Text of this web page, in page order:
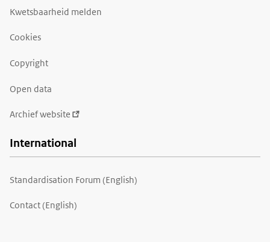
Kwetsbaarheid melden
Cookies
Copyright
Open data
Archief website
International
Standardisation Forum (English)
Contact (English)